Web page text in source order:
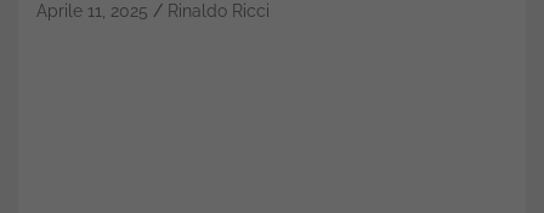
Aprile 11, 2025 Rinaldo Ricci